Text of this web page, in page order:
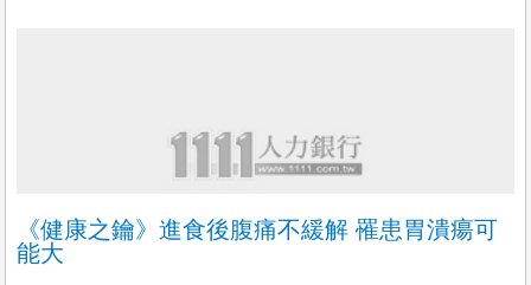
《健康之鑰》進食後腹痛不緩解 罹患胃潰瘍可
能大